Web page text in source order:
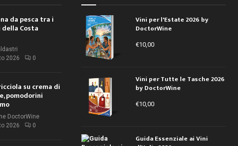
da pesca tra i
Costa
2026
0
su crema di
pomodorini
DoctorWine
2026
0
Vini per l'Estate 2026 by
DoctorWine
€10,00
Vini per Tutte le Tasche 2026
by DoctorWine
€10,00
Guida Essenziale ai Vini